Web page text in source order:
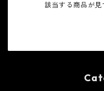
該当する商品が見